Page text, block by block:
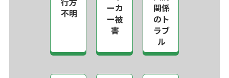
不明
ーカ
ー被
害
関係
のト
ラブ
ル